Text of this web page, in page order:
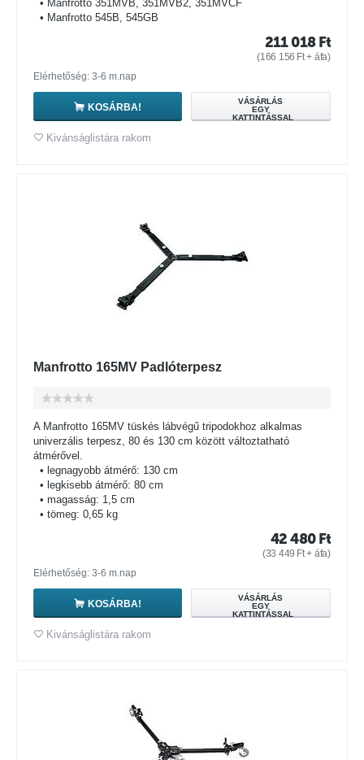
• Manfrotto 351MVB, 351MVB2, 351MVCF
• Manfrotto 545B, 545GB
211 018 Ft
(166 156 Ft+ áfa)
Elérhetőség: 3-6 m.nap
KOSÁRBA!
VÁSÁRLÁS
EGY
KATTINTÁSSAL
Kivánságlistára rakom
Manfrotto 165MV Padlóterpesz
A Manfrotto 165MV tüskés lábvégű tripodokhoz alkalmas
univerzális terpesz, 80 és 130 cm között változtatható
átmérővel.
• legnagyobb átmérő: 130 cm
• legkisebb átmérő: 80 cm
• magasság: 1,5 cm
• tömeg: 0,65 kg
42 480 Ft
(33 449 Ft+ áfa)
Elérhetőség: 3-6 m.nap
KOSÁRBA!
VÁSÁRLÁS
EGY
KATTINTÁSSAL
Kivánságlistára rakom